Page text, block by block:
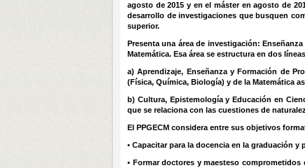
agosto de 2015 y en el máster en agosto de
desarrollo de investigaciones que busquen
superior.
Presenta una área de investigación:
Matemática. Esa área se estructura en dos
a) Aprendizaje, Enseñanza y Formación de
(Física, Química, Biología) y de la Matemática
b) Cultura, Epistemología y Educación en
que se relaciona con las cuestiones de
El PPGECM considera entre sus objetivos
• Capacitar para la docencia en la graduación
• Formar doctores y maesteso